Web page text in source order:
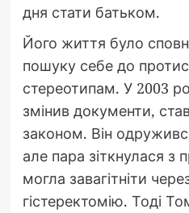
дня стати батьком.
Його життя було
пошуку себе до
стереотипам. У 2003
змінив документи,
законом. Він
але пара зіткнулася
могла завагітніти
гістеректомію. Тоді